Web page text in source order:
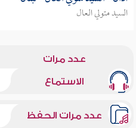
السيد متولي العال
عدد مرات
الاستماع
عدد مرات الحفظ